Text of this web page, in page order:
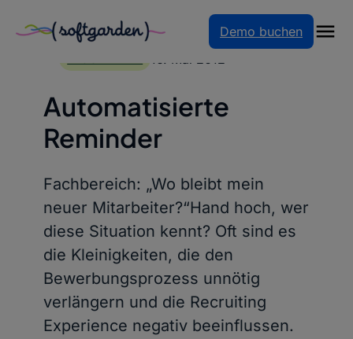
Zum
Demo buchen
Automatisierte
Reminder
Fachbereich: „Wo bleibt mein
neuer Mitarbeiter?“Hand hoch, wer
diese Situation kennt? Oft sind es
die Kleinigkeiten, die den
Bewerbungsprozess unnötig
verlängern und die Recruiting
Experience negativ beeinflussen.